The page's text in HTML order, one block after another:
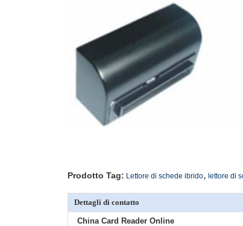
Prodotto Tag: Lettore di schede ibrido, lettore di
Dettagli di contatto
China Card Reader Online